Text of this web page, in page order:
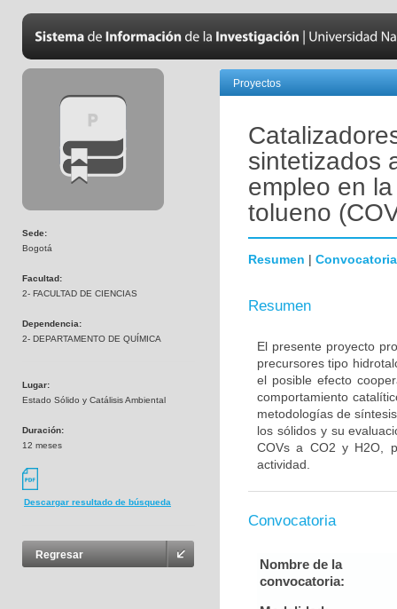
Sede:
Bogotá
Facultad:
2- FACULTAD DE CIENCIAS
Dependencia:
2- DEPARTAMENTO DE QUÍMICA
Lugar:
Estado Sólido y Catálisis Ambiental
Duración:
12 meses
Descargar resultado de búsqueda
Regresar
Proyectos
sintetizados
empleo en
tolueno
Resumen | Convocatoria
Resumen
El presente proyecto
precursores tipo
el posible efecto
comportamiento
metodologías de
los sólidos y su
COVs a CO2 y H2O,
actividad.
Convocatoria
Nombre de la
convocatoria: